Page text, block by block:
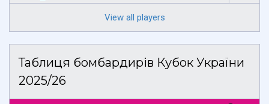
View all players
Таблиця бомбардирів Кубок України
2025/26